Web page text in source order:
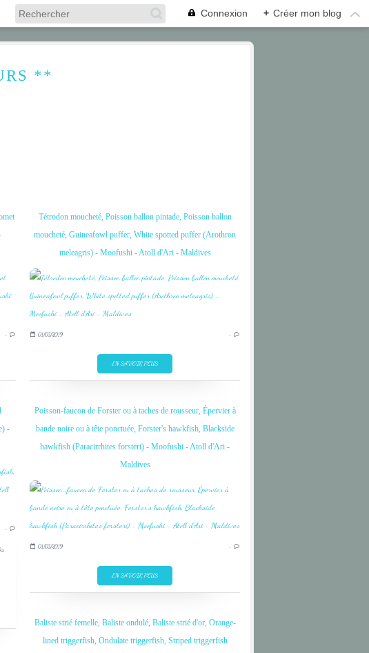
Connexion + Créer mon blog
**
CORAIL
INDIAN OCEAN
…
Tétrodon moucheté, Poisson ballon pintade, Poisson ballon
moucheté, Guineafowl puffer, White spotted puffer (Arothron
meleagris) - Moofushi - Atoll d'Ari - Maldives
01/03/2019 …
EN SAVOIR PLUS
-
CORAIL
INDIAN OCEAN
MALDIVES
…
Poisson-faucon de Forster ou à taches de rousseur, Épervier à
bande noire ou à tête ponctuée, Forster's hawkfish, Blackside
hawkfish (Paracirrhites forsteri) - Moofushi - Atoll d'Ari -
Maldives
01/03/2019 …
EN SAVOIR PLUS
Baliste strié femelle, Baliste ondulé, Baliste strié d'or, Orange-
lined triggerfish, Ondulate triggerfish, Striped triggerfish